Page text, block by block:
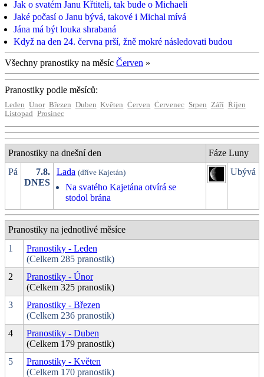
Jak o svatém Janu Křtiteli, tak bude o Michaeli
Jaké počasí o Janu bývá, takové i Michal mívá
Jána má být louka shrabaná
Když na den 24. června prší, žně mokré následovati budou
Všechny pranostiky na měsíc Červen »
Pranostiky podle měsíců:
Leden Únor Březen Duben Květen Červen Červenec Srpen Září Říjen
Listopad Prosinec
Pranostiky na dnešní den
Fáze Luny
Pá
7.8.
DNES
Lada (dříve Kajetán)
Na svatého Kajetána otvírá se
stodol brána
Ubývá
Pranostiky na jednotlivé měsíce
1
Pranostiky - Leden
(Celkem 285 pranostik)
2
Pranostiky - Únor
(Celkem 325 pranostik)
3
Pranostiky - Březen
(Celkem 236 pranostik)
4
Pranostiky - Duben
(Celkem 179 pranostik)
5
Pranostiky - Květen
(Celkem 170 pranostik)